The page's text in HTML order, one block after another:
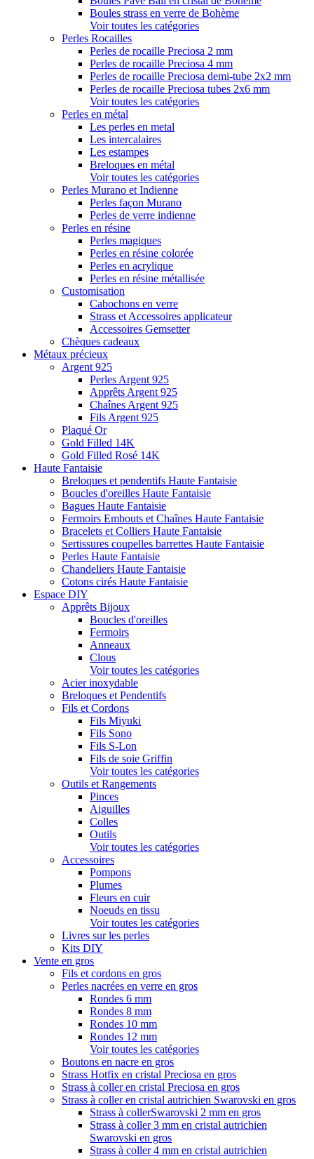
Boules strass en verre de Bohème
Voir toutes les catégories
Perles Rocailles
Perles de rocaille Preciosa 2 mm
Perles de rocaille Preciosa 4 mm
Perles de rocaille Preciosa demi-tube 2x2 mm
Perles de rocaille Preciosa tubes 2x6 mm
Voir toutes les catégories
Perles en métal
Les perles en metal
Les intercalaires
Les estampes
Breloques en métal
Voir toutes les catégories
Perles Murano et Indienne
Perles façon Murano
Perles de verre indienne
Perles en résine
Perles magiques
Perles en résine colorée
Perles en acrylique
Perles en résine métallisée
Customisation
Cabochons en verre
Strass et Accessoires applicateur
Accessoires Gemsetter
Chèques cadeaux
Métaux précieux
Argent 925
Perles Argent 925
Apprêts Argent 925
Chaînes Argent 925
Fils Argent 925
Plaqué Or
Gold Filled 14K
Gold Filled Rosé 14K
Haute Fantaisie
Breloques et pendentifs Haute Fantaisie
Boucles d'oreilles Haute Fantaisie
Bagues Haute Fantaisie
Fermoirs Embouts et Chaînes Haute Fantaisie
Bracelets et Colliers Haute Fantaisie
Sertissures coupelles barrettes Haute Fantaisie
Perles Haute Fantaisie
Chandeliers Haute Fantaisie
Cotons cirés Haute Fantaisie
Espace DIY
Apprêts Bijoux
Boucles d'oreilles
Fermoirs
Anneaux
Clous
Voir toutes les catégories
Acier inoxydable
Breloques et Pendentifs
Fils et Cordons
Fils Miyuki
Fils Sono
Fils S-Lon
Fils de soie Griffin
Voir toutes les catégories
Outils et Rangements
Pinces
Aiguilles
Colles
Outils
Voir toutes les catégories
Accessoires
Pompons
Plumes
Fleurs en cuir
Noeuds en tissu
Voir toutes les catégories
Livres sur les perles
Kits DIY
Vente en gros
Fils et cordons en gros
Perles nacrées en verre en gros
Rondes 6 mm
Rondes 8 mm
Rondes 10 mm
Rondes 12 mm
Voir toutes les catégories
Boutons en nacre en gros
Strass Hotfix en cristal Preciosa en gros
Strass à coller en cristal Preciosa en gros
Strass à coller en cristal autrichien Swarovski en gros
Strass à collerSwarovski 2 mm en gros
Strass à coller 3 mm en cristal autrichien
Swarovski en gros
Strass à coller 4 mm en cristal autrichien